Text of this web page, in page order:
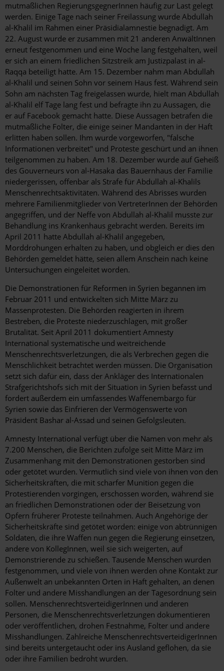
mutmaßlichen RegierungsgegnerInnen häufig zur Last gelegt
werden. Einige Tage nach seiner Freilassung wurde Abdullah
al-Khalil im Rahmen einer Präsidialamnestie begnadigt. Am
22. August wurde er zusammen mit 21 anderen AnwältInnen
erneut festgenommen und eine Woche lang festgehalten, weil
er sich an einem friedlichen Sitzstreik am Justizpalast in al-
Raqqa beteiligt hatte. Am 15. Dezember nahm man Abdullah
al-Khalil und seinen Sohn vor seinem Haus fest. Während sein
Sohn am nächsten Tag freigelassen wurde, hielt man Abdullah
al-Khalil elf Tage lang fest und befragte ihn zu Aussagen, die
er auf Facebook gemacht hatte. Diese Aussagen betrafen die
mutmaßliche Folter, die einige seiner Mandanten in der Haft
erlitten haben sollen. Ihm wurde vorgeworfen, "falsche
Informationen verbreitet" und Proteste geschürt und an ihnen
teilgenommen zu haben. Am 18. Dezember wurde auf Geheiß
des Gouverneurs von al-Hasaka das Bauernhaus der Familie
niedergerissen, offenbar als Strafe für Abdullah al-Khalils
Menschenrechtsaktivitäten. Während des Abrisses wurden
mehrere Familienmitglieder von VertreterInnen der Behörden
angegriffen, und der Neffe von Abdullah al-Khalil musste zur
Behandlung ins Krankenhaus gebracht werden. Bereits im
April 2011 hatte Abdullah al-Khalil angegeben,
Morddrohungen erhalten zu haben, und obgleich er dies den
Behörden gemeldet hätte, seien allem Anschein nach keine
Untersuchungen eingeleitet worden.
Die Demonstrationen für Reformen in Syrien begannen im
Februar 2011 und entwickelten sich Mitte März zu
Massenprotesten. Die Behörden reagierten in ihrem
Bestreben, die Proteste niederzuschlagen, mit großer
Brutalität. Seit April 2011 dokumentiert Amnesty
International systematische und weitreichende
Menschenrechtsverletzungen, die als Verbrechen gegen die
Menschlichkeit betrachtet werden müssen. Die Organisation
setzt sich dafür ein, dass der Ankläger des Internationalen
Strafgerichtshofs sich mit der Situation in Syrien befasst und
fordert außerdem ein umfassendes Waffenembargo für
Syrien sowie das Einfrieren der Vermögenswerte von
Präsident Bashar al-Assad und seinen Gefolgsleuten.
Amnesty International verfügt über die Namen von mehr als
7.200 Menschen, die Berichten zufolge seit Mitte März im
Zusammenhang mit den Demonstrationen gestorben sind
oder getötet wurden. Vermutlich sind viele von ihnen von den
Sicherheitskräften, die mit scharfer Munition gegen die
Protestierenden vorgingen, erschossen worden, während sie
an friedlichen Demonstrationen oder der Beisetzung von
Opfern früherer Proteste teilnahmen. Auch Angehörige der
Sicherheitskräfte sind getötet worden: einige von abtrünnigen
Soldaten, die ihre Waffen nun gegen die Regierung einsetzen,
andere von KollegInnen, weil sie sich weigerten, auf
Demonstrierende zu schießen. Tausende Menschen wurden
festgenommen, und viele von ihnen werden ohne Kontakt zur
Außenwelt an unbekannten Orten in Haft gehalten, an denen
Folter und andere Misshandlungen an der Tagesordnung sein
sollen. MenschenrechtsverteidigerInnen und anderen
Personen, die Menschenrechtsverletzungen dokumentieren
oder veröffentlichen, drohen Festnahme, Folter und andere
Misshandlungen. Zahlreiche MenschenrechtsverteidigerInnen
sind bereits untergetaucht oder ins Ausland geflohen, da sie
oder ihre Familien bedroht wurden.